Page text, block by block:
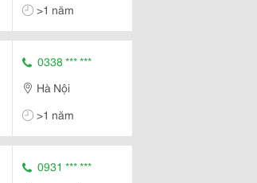
>1 năm
0338 *** ***
Hà Nội
>1 năm
0931 *** ***